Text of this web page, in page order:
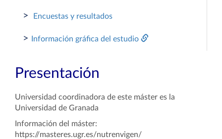
> Encuestas y resultados
> Información gráfica del estudio
Presentación
Universidad coordinadora de este máster es la
Universidad de Granada
Información del máster:
https://masteres.ugr.es/nutrenvigen/